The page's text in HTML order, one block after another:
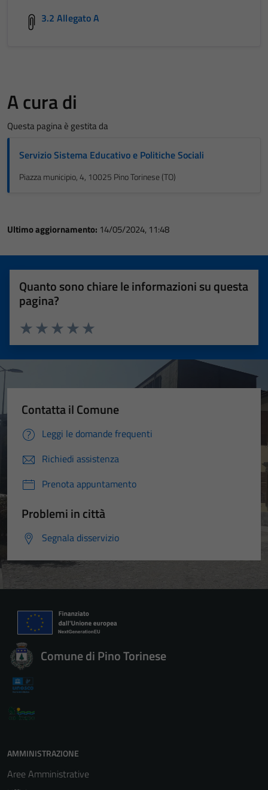
3.2 Allegato A
A cura di
Questa pagina è gestita da
Servizio Sistema Educativo e Politiche Sociali
Piazza municipio, 4, 10025 Pino Torinese (TO)
Ultimo aggiornamento: 14/05/2024, 11:48
Quanto sono chiare le informazioni su questa
pagina?
Valuta 5 stelle su 5
Valuta 4 stelle su 5
Valuta 3 stelle su 5
Valuta 2 stelle su 5
Valuta 1 stelle su 5
Contatta il Comune
Leggi le domande frequenti
Richiedi assistenza
Prenota appuntamento
Problemi in città
Segnala disservizio
Comune di Pino Torinese
AMMINISTRAZIONE
Aree Amministrative